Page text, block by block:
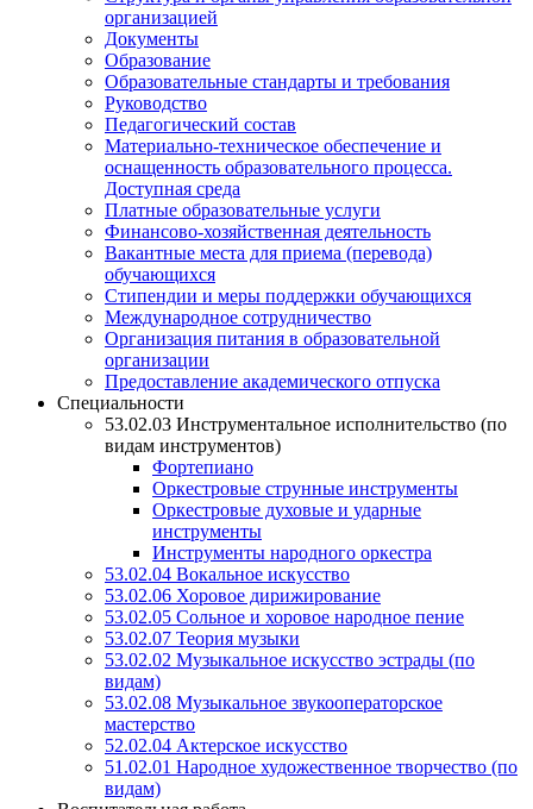
организацией
Документы
Образование
Образовательные стандарты и требования
Руководство
Педагогический состав
Материально-техническое обеспечение и
оснащенность образовательного процесса.
Доступная среда
Платные образовательные услуги
Финансово-хозяйственная деятельность
Вакантные места для приема (перевода)
обучающихся
Стипендии и меры поддержки обучающихся
Международное сотрудничество
Организация питания в образовательной
организации
Предоставление академического отпуска
Специальности
53.02.03 Инструментальное исполнительство (по
видам инструментов)
Фортепиано
Оркестровые струнные инструменты
Оркестровые духовые и ударные
инструменты
Инструменты народного оркестра
53.02.04 Вокальное искусство
53.02.06 Хоровое дирижирование
53.02.05 Сольное и хоровое народное пение
53.02.07 Теория музыки
53.02.02 Музыкальное искусство эстрады (по
видам)
53.02.08 Музыкальное звукооператорское
мастерство
52.02.04 Актерское искусство
51.02.01 Народное художественное творчество (по
видам)